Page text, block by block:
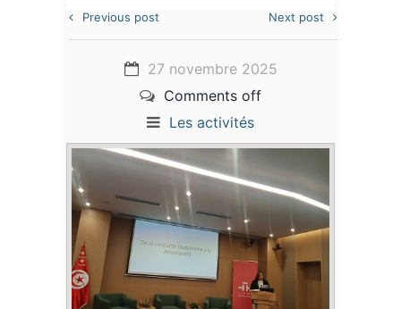
Previous post Next post
27 novembre 2025
Comments off
Les activités